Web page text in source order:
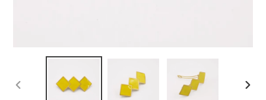
DIAPOSITIVE